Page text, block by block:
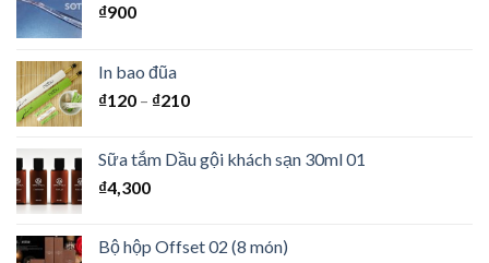
₫900
In bao đũa
₫120 – ₫210
Sữa tắm Dầu gội khách sạn 30ml 01
₫4,300
Bộ hộp Offset 02 (8 món)